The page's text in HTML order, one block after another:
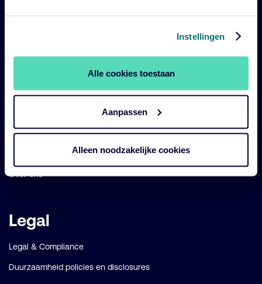
Instellingen
Alle cookies toestaan
Aanpassen
Alleen noodzakelijke cookies
Duurzaam
Strategieën
Over ons
Legal
Legal & Compliance
Duurzaamheid policies en disclosures